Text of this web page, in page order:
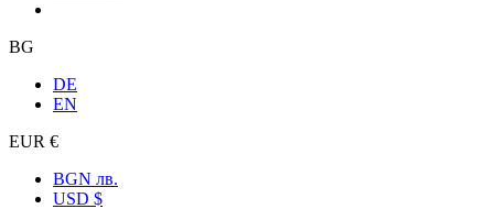
BG
DE
EN
EUR €
BGN лв.
USD $